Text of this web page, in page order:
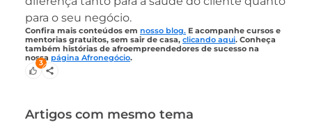
para o seu negócio.
Confira mais conteúdos em nosso blog. E acompanhe cursos e
mentorias gratuitos, sem sair de casa, clicando aqui. Conheça
também histórias de afroempreendedores de sucesso na
nossa página Afronegócio.
3
Artigos com mesmo tema